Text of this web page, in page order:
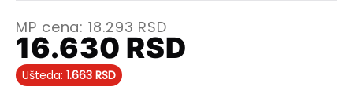
MP cena:18.293 RSD
16.630 RSD
Ušteda: 1.663 RSD